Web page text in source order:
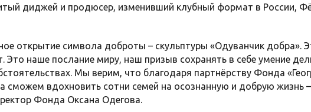
диджей и продюсер, изменивший клубный формат в России,
открытие символа доброты – скульптуры «Одуванчик добра».
Это наше послание миру, наш призыв сохранять в себе умение
Мы верим, что благодаря партнёрству Фонда
сможем вдохновить сотни семей на осознанную и добрую жизнь
Фонда Оксана Одегова.